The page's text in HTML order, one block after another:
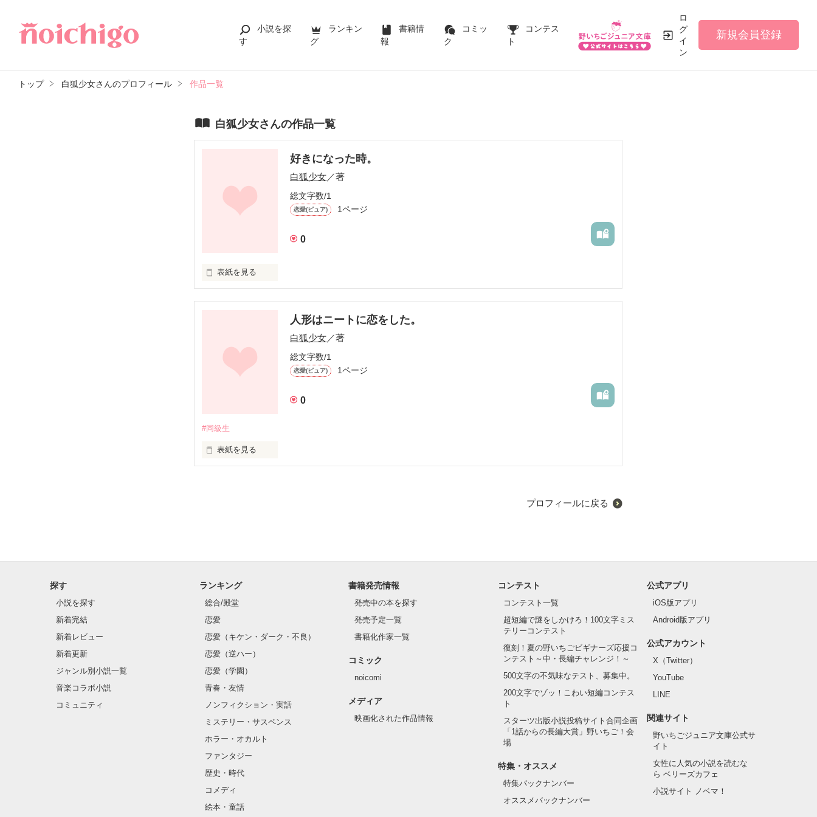
小説を探
す
ランキン
グ
書籍情
報
コミッ
ク
コンテス
ト
ロ
グ
イ
ン
新規会員登録
トップ 白狐少女さんのプロフィール 作品一覧
白狐少女さんの作品一覧
好きになった時。
白狐少女／著
総文字数/1
恋愛(ピュア) 1ページ
0
表紙を見る
人形はニートに恋をした。
白狐少女／著
総文字数/1
恋愛(ピュア) 1ページ
0
#同級生
表紙を見る
プロフィールに戻る
探す
小説を探す
新着完結
新着レビュー
新着更新
ジャンル別小説一覧
音楽コラボ小説
コミュニティ
ランキング
総合/殿堂
恋愛
恋愛（キケン・ダーク・不良）
恋愛（逆ハー）
恋愛（学園）
青春・友情
ノンフィクション・実話
ミステリー・サスペンス
ホラー・オカルト
ファンタジー
歴史・時代
コメディ
絵本・童話
書籍発売情報
発売中の本を探す
発売予定一覧
書籍化作家一覧
コミック
noicomi
メディア
映画化された作品情報
コンテスト
コンテスト一覧
超短編で謎をしかけろ！100文字ミス
テリーコンテスト
復刻！夏の野いちごビギナーズ応援コ
ンテスト～中・長編チャレンジ！～
500文字の不気味なテスト、募集中。
200文字でゾッ！こわい短編コンテス
ト
スターツ出版小説投稿サイト合同企画
「1話からの長編大賞」野いちご！会
場
特集・オススメ
特集バックナンバー
オススメバックナンバー
公式アプリ
iOS版アプリ
Android版アプリ
公式アカウント
X（Twitter）
YouTube
LINE
関連サイト
野いちごジュニア文庫公式サ
イト
女性に人気の小説を読むな
ら ベリーズカフェ
小説サイト ノベマ！